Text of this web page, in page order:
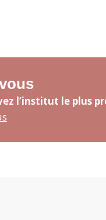
l’institut le plus